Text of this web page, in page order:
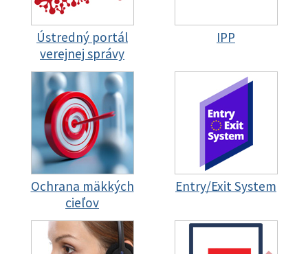
Ústredný portál
verejnej správy
IPP
Ochrana mäkkých
cieľov
Entry/Exit System